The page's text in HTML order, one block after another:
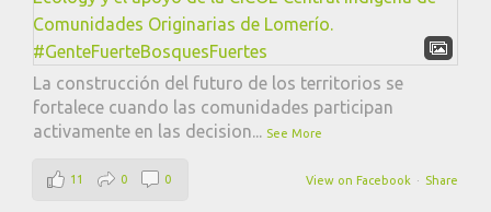
La construcción del futuro de los territorios se
fortalece cuando las comunidades participan
activamente en las decision... See More
View on Facebook · Share
11 0 0